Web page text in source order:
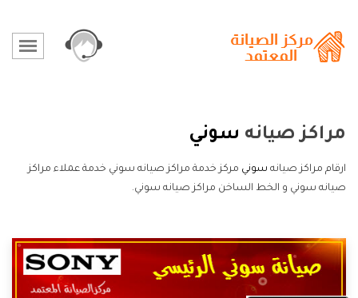
مراكز صيانه سوني
ارقام مراكز صيانه سوني مركز خدمة مراكز صيانه سوني خدمة عملاء مراكز
صيانه سوني و الخط الساخن مراكز صيانه سوني.